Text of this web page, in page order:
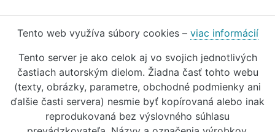
Tento web využíva súbory cookies – viac informácií
Tento server je ako celok aj vo svojich jednotlivých
častiach autorským dielom. Žiadna časť tohto webu
(texty, obrázky, parametre, obchodné podmienky ani
ďalšie časti servera) nesmie byť kopírovaná alebo inak
reprodukovaná bez výslovného súhlasu